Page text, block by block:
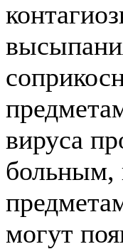
вируса
больным,
могут